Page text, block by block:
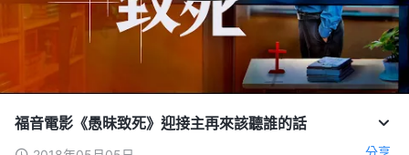
福音電影《愚昧致死》迎接主再來該聽誰的話
分享